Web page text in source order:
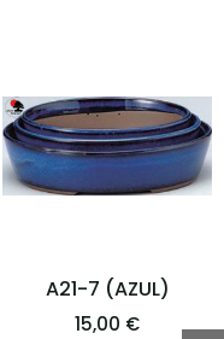
A21-7 (AZUL)
15,00 €